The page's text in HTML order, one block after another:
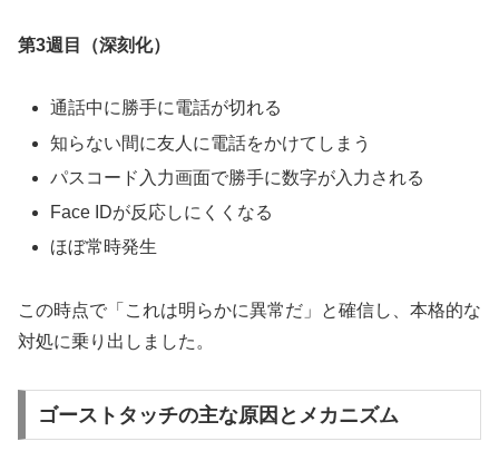
第3週目（深刻化）
通話中に勝手に電話が切れる
知らない間に友人に電話をかけてしまう
パスコード入力画面で勝手に数字が入力される
Face IDが反応しにくくなる
ほぼ常時発生
この時点で「これは明らかに異常だ」と確信し、本格的な
対処に乗り出しました。
ゴーストタッチの主な原因とメカニズム